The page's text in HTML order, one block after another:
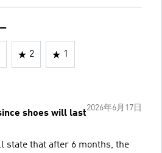
2 1
2026年6月17日
shoes will last
state that after 6 months, the